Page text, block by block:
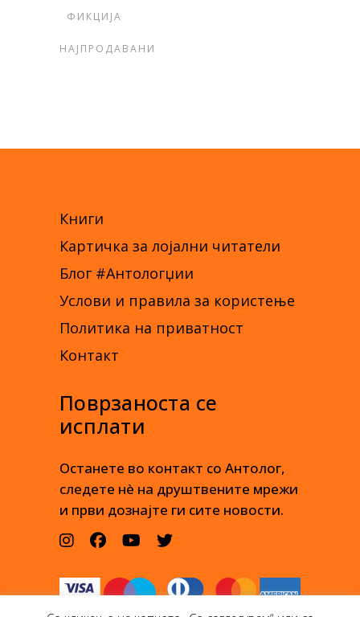
ФИКЦИЈА
НАЈПРОДАВАНИ
Книги
Картичка за лојални читатели
Блог #Антологџии
Услови и правила за користење
Политика на приватност
Контакт
Поврзаноста се
исплати
Останете во контакт со Антолог,
следете нè на друштвените мрежи
и први дознајте ги сите новости.